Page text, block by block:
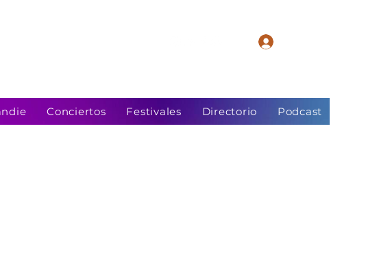
Conciertos Festivales Directorio Podcast